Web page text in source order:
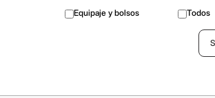
Equipaje y bolsos
Todos